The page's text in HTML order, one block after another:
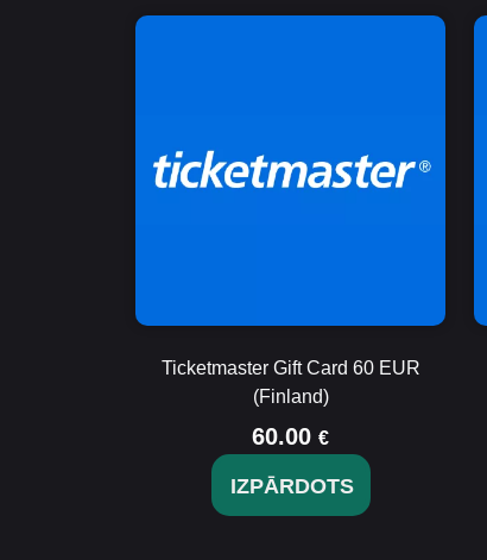
Ticketmaster Gift Card 60 EUR
(Finland)
60.00 €
IZPĀRDOTS